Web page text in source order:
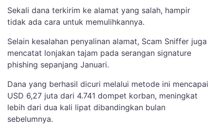
Sekali dana terkirim ke alamat yang salah, hampir
tidak ada cara untuk memulihkannya.
Selain kesalahan penyalinan alamat, Scam Sniffer juga
mencatat lonjakan tajam pada serangan signature
phishing sepanjang Januari.
Dana yang berhasil dicuri melalui metode ini mencapai
USD 6,27 juta dari 4.741 dompet korban, meningkat
lebih dari dua kali lipat dibandingkan bulan
sebelumnya.